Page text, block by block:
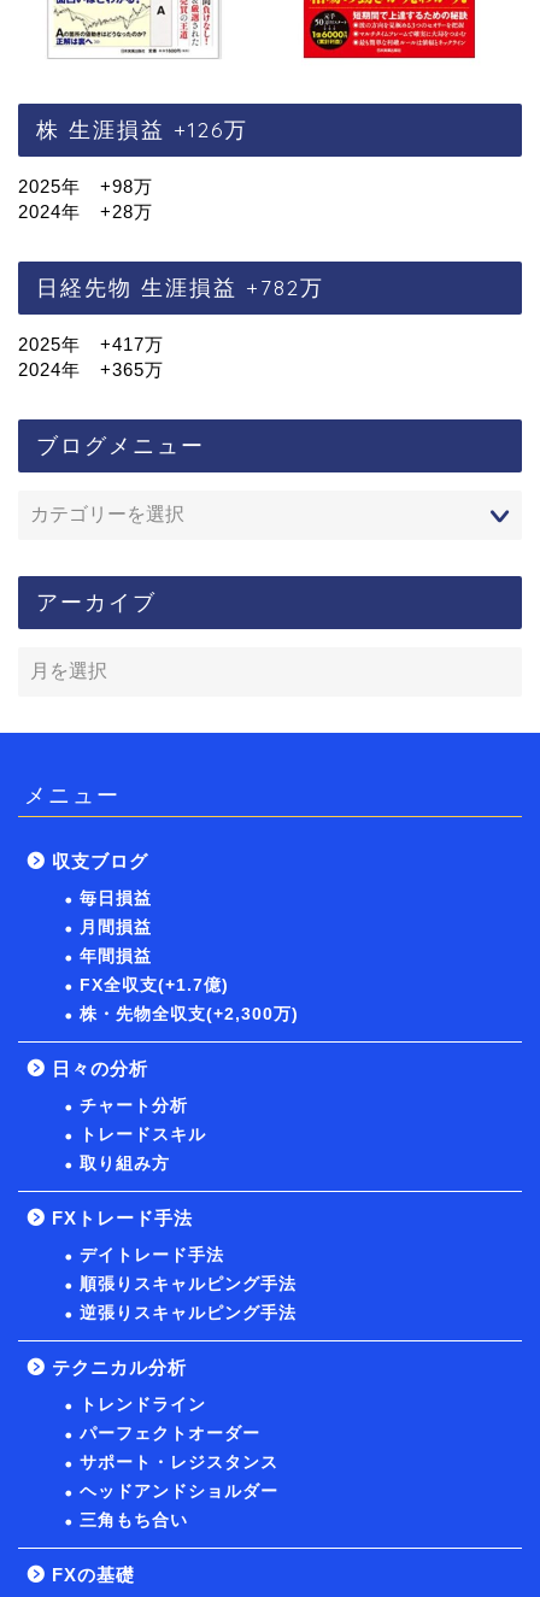
株 生涯損益 +126万
2025年 +98万
2024年 +28万
日経先物 生涯損益 +782万
2025年 +417万
2024年 +365万
ブログメニュー
アーカイブ
メニュー
収支ブログ
毎日損益
月間損益
年間損益
FX全収支(+1.7億)
株・先物全収支(+2,300万)
日々の分析
チャート分析
トレードスキル
取り組み方
FXトレード手法
デイトレード手法
順張りスキャルピング手法
逆張りスキャルピング手法
テクニカル分析
トレンドライン
パーフェクトオーダー
サポート・レジスタンス
ヘッドアンドショルダー
三角もち合い
FXの基礎